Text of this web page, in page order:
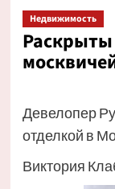
Недвижимость
Девелопер
отделкой в
Виктория